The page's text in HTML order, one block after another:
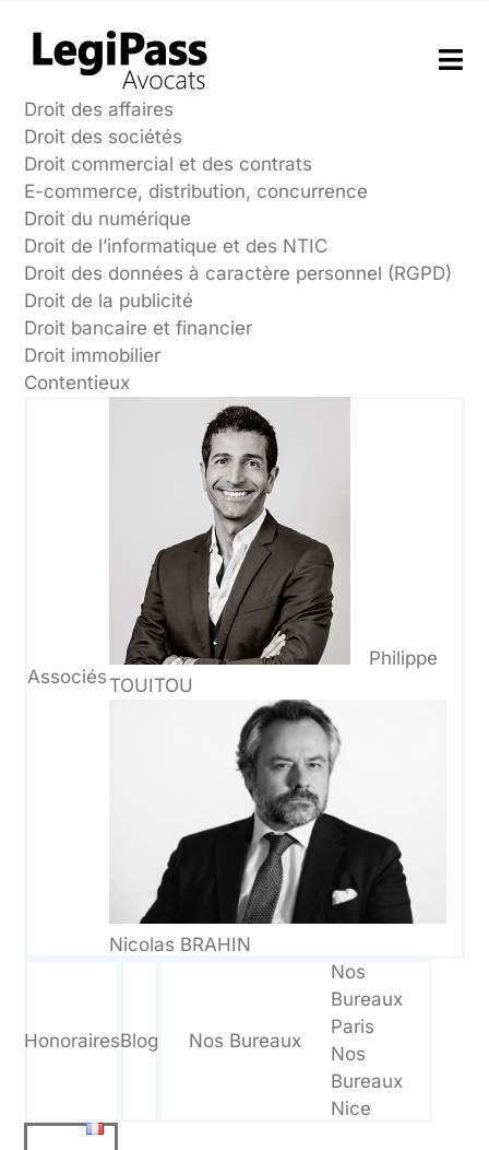
contenu
Le Cabinet
Expertises
Droit des affaires
Droit des sociétés
Droit commercial et des contrats
E-commerce, distribution, concurrence
Droit du numérique
Droit de l’informatique et des NTIC
Droit des données à caractère personnel (RGPD)
Droit de la publicité
Droit bancaire et financier
Droit immobilier
Contentieux
Associés
Philippe
TOUITOU
Nicolas BRAHIN
HonorairesBlog Nos Bureaux
Nos
Bureaux
Paris
Nos
Bureaux
Nice